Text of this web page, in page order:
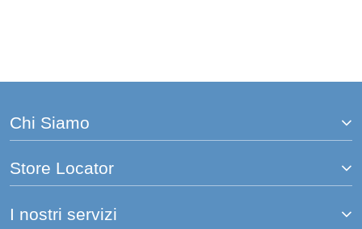
Chi Siamo
Store Locator
I nostri servizi